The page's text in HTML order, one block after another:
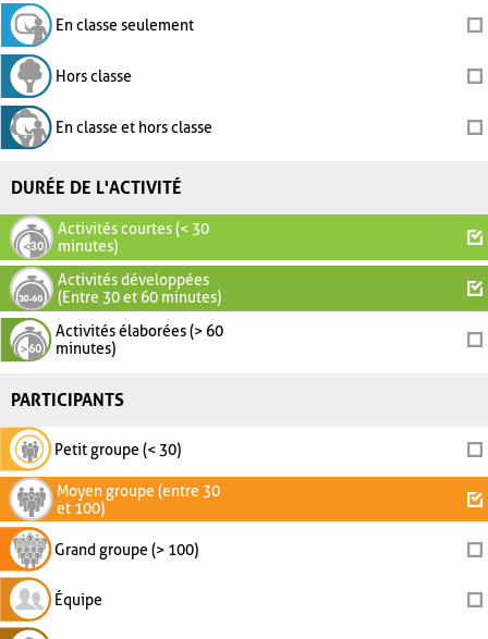
En classe seulement
Hors classe
En classe et hors classe
DURÉE DE L'ACTIVITÉ
Activités courtes (< 30
minutes)
Activités développées
(Entre 30 et 60 minutes)
Activités élaborées (> 60
minutes)
PARTICIPANTS
Petit groupe (< 30)
Moyen groupe (entre 30
et 100)
Grand groupe (> 100)
Équipe